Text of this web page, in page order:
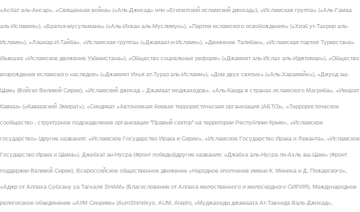
«Асбат аль-Ансар», «Священная война» («Аль-Джихад» или «Египетский исламский джихад»), «Исламская группа» («Аль-Гамаа
аль-Исламия»), «Братья-мусульмане» («Аль-Ихван аль-Муслимун»), «Партия исламского освобождения» («Хизб ут-Тахрир аль-
Ислами»), «Лашкар-И-Тайба», «Исламская группа» («Джамаат-и-Ислами»), «Движение Талибан», «Исламская партия Туркестана»
(бывшее «Исламское движение Узбекистана»), «Общество социальных реформ» («Джамият аль-Ислах аль-Иджтимаи»), «Общество
возрождения исламского наследия» («Джамият Ихья ат-Тураз аль-Ислами»), «Дом двух святых» («Аль-Харамейн»), «Джунд аш-
Шам» (Войско Великой Сирии), «Исламский джихад – Джамаат моджахедов», «Аль-Каида в странах исламского Магриба», «Имарат
Кавказ» («Кавказский Эмират»), «Синдикат «Автономная боевая террористическая организация (АБТО)», «Террористическое
сообщество - структурное подразделение организации "Правый сектор" на территории Республики Крым», «Исламское
государство» (другие названия: «Исламское Государство Ирака и Сирии», «Исламское Государство Ирака и Леванта», «Исламское
Государство Ирака и Шама»), Джебхат ан-Нусра (Фронт победы)(другие названия: «Джабха аль-Нусра ли-Ахль аш-Шам» (Фронт
поддержки Великой Сирии), Всероссийское общественное движение «Народное ополчение имени К. Минина и Д. Пожарского»,
«Аджр от Аллаха Субхану уа Тагьаля SHAM» (Благословение от Аллаха милоственного и милосердного СИРИЯ), Международное
религиозное объединение «АУМ Синрике» (AumShinrikyo, AUM, Aleph), «Муджахеды джамаата Ат-Тавхида Валь-Джихад»,